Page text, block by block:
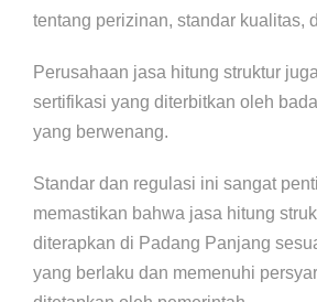
tentang perizinan, standar kualitas,
Perusahaan jasa hitung struktur
sertifikasi yang diterbitkan oleh
yang berwenang.
Standar dan regulasi ini sangat
memastikan bahwa jasa hitung
diterapkan di Padang Panjang
yang berlaku dan memenuhi